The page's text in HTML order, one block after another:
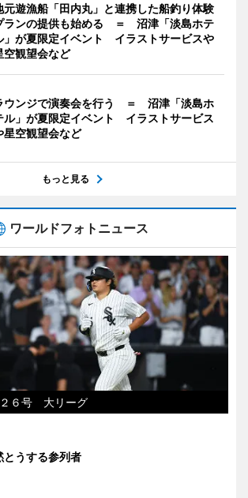
元遊漁船「田内丸」と連携した船釣り体験
ランの提供も始める ＝ 沼津「淡島ホテ
」が夏限定イベント イラストサービスや
空観望会など
ウンジで演奏会を行う ＝ 沼津「淡島ホ
ル」が夏限定イベント イラストサービス
星空観望会など
もっと見る
ワールドフォトニュース
６号 大リーグ
とうする参列者